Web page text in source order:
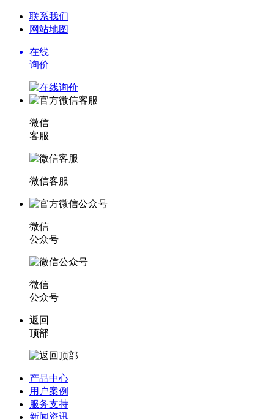
联系我们
网站地图
在线
询价
微信
客服
微信客服
微信
公众号
微信
公众号
返回
顶部
产品中心
用户案例
服务支持